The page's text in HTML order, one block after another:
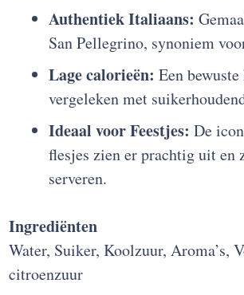
Authentiek Italiaans:
San Pellegrino, synoniem
Lage calorieën: Een
vergeleken met
Ideaal voor Feestjes: De
flesjes zien er prachtig uit
serveren.
Ingrediënten
Water, Suiker, Koolzuur, Aroma’s,
citroenzuur